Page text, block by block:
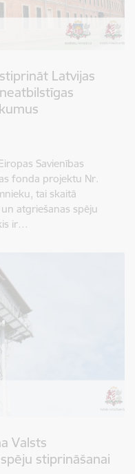
Latvijas
Savienības
fonda projektu Nr.
tai skaitā
atgriešanas spēju
ir…
Valsts
stiprināšanai